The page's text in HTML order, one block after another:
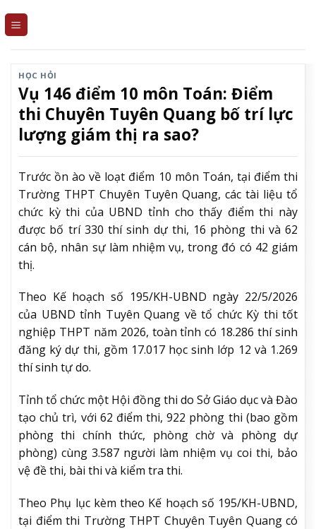
HỌC HỎI
Vụ 146 điểm 10 môn Toán: Điểm
thi Chuyên Tuyên Quang bố trí lực
lượng giám thị ra sao?
Trước ồn ào về loạt điểm 10 môn Toán, tại điểm thi
Trường THPT Chuyên Tuyên Quang, các tài liệu tổ
chức kỳ thi của UBND tỉnh cho thấy điểm thi này
được bố trí 330 thí sinh dự thi, 16 phòng thi và 62
cán bộ, nhân sự làm nhiệm vụ, trong đó có 42 giám
thị.
Theo Kế hoạch số 195/KH-UBND ngày 22/5/2026
của UBND tỉnh Tuyên Quang về tổ chức Kỳ thi tốt
nghiệp THPT năm 2026, toàn tỉnh có 18.286 thí sinh
đăng ký dự thi, gồm 17.017 học sinh lớp 12 và 1.269
thí sinh tự do.
Tỉnh tổ chức một Hội đồng thi do Sở Giáo dục và Đào
tạo chủ trì, với 62 điểm thi, 922 phòng thi (bao gồm
phòng thi chính thức, phòng chờ và phòng dự
phòng) cùng 3.587 người làm nhiệm vụ coi thi, bảo
vệ đề thi, bài thi và kiểm tra thi.
Theo Phụ lục kèm theo Kế hoạch số 195/KH-UBND,
tại điểm thi Trường THPT Chuyên Tuyên Quang có